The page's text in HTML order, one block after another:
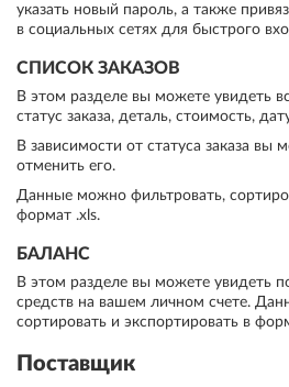
указать новый пароль, а также
в социальных сетях для быстрого
СПИСОК ЗАКАЗОВ
В этом разделе вы можете увидеть
статус заказа, деталь, стоимость,
В зависимости от статуса заказа вы
отменить его.
Данные можно фильтровать,
формат .xls.
БАЛАНС
В этом разделе вы можете увидеть
средств на вашем личном счете.
сортировать и экспортировать в
Поставщик